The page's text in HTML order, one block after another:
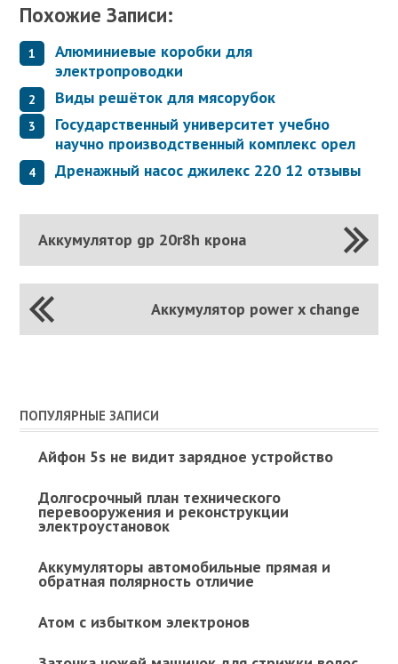
Похожие Записи:
Алюминиевые коробки для
электропроводки
Виды решёток для мясорубок
Государственный университет учебно
научно производственный комплекс орел
Дренажный насос джилекс 220 12 отзывы
Аккумулятор gp 20r8h крона
Аккумулятор power x change
ПОПУЛЯРНЫЕ ЗАПИСИ
Айфон 5s не видит зарядное устройство
Долгосрочный план технического
перевооружения и реконструкции
электроустановок
Аккумуляторы автомобильные прямая и
обратная полярность отличие
Атом с избытком электронов